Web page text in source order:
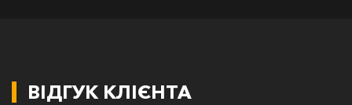
ВІДГУК КЛІЄНТА